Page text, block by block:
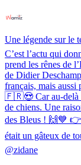
Une légende sur le
C’est l’actu qui
prend les rênes de
de Didier
français, mais aussi
🇫🇷😍 Car au-delà
de chiens. Une
des Bleus ! 🙌💙
était un gâteux de
@zidane